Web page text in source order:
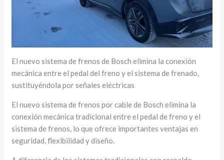
El nuevo sistema de frenos de Bosch elimina la conexión
mecánica entre el pedal del freno y el sistema de frenado,
sustituyéndola por señales eléctricas
El nuevo sistema de frenos por cable de Bosch elimina la
conexión mecánica tradicional entre el pedal de freno y el
sistema de frenos, lo que ofrece importantes ventajas en
seguridad, flexibilidad y diseño.